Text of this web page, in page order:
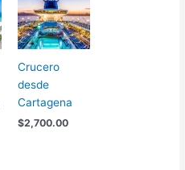
Crucero
desde
Cartagena
$2,700.00